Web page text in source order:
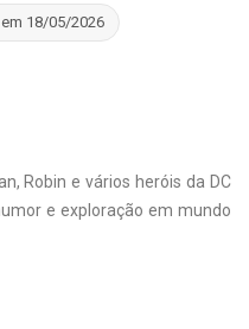
18/05/2026
Robin e vários heróis da DC
e exploração em mundo